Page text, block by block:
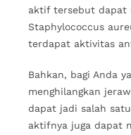
aktif tersebut dapat
Staphylococcus
terdapat aktivitas
Bahkan, bagi Anda
menghilangkan
dapat jadi salah
aktifnya juga dapat